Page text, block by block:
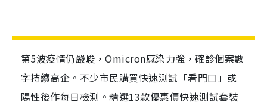
第5波疫情仍嚴峻，Omicron感染力強，確診個案數
字持續高企。不少市民購買快速測試「看門口」或
陽性後作每日檢測。精選13款優惠價快速測試套裝